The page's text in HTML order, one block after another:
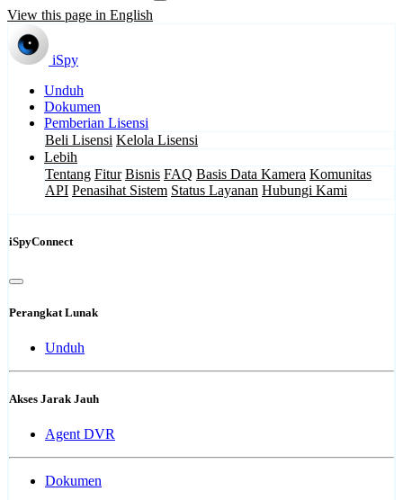
View this page in English
iSpy
Unduh
Dokumen
Pemberian Lisensi
Beli Lisensi Kelola Lisensi
Lebih
Tentang Fitur Bisnis FAQ Basis Data Kamera Komunitas
API Penasihat Sistem Status Layanan Hubungi Kami
iSpyConnect
Perangkat Lunak
Unduh
Akses Jarak Jauh
Agent DVR
Dokumen